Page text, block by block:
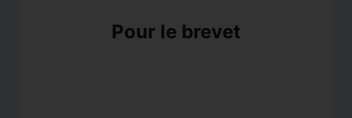
Pour le brevet